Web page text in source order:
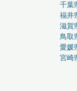
千葉
福井
滋賀
鳥取
愛媛
宮崎